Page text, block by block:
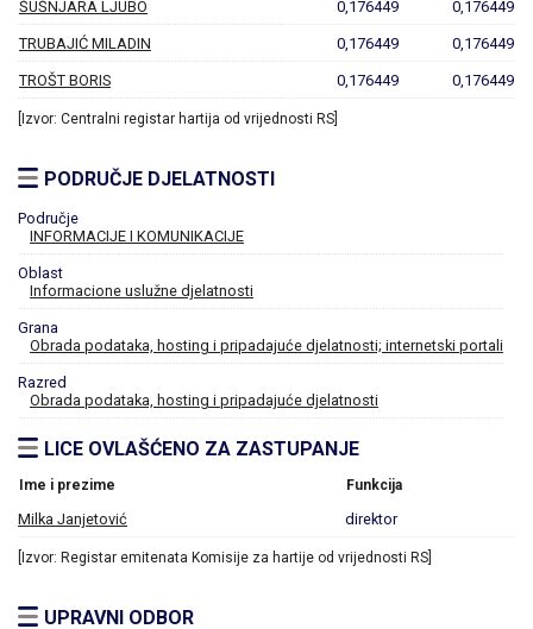
ŠUŠNJARA LJUBO 0,176449 0,176449
TRUBAJIĆ MILADIN 0,176449 0,176449
TROŠT BORIS 0,176449 0,176449
[Izvor: Centralni registar hartija od vrijednosti RS]
PODRUČJE DJELATNOSTI
Područje
INFORMACIJE I KOMUNIKACIJE
Oblast
Informacione uslužne djelatnosti
Grana
Obrada podataka, hosting i pripadajuće djelatnosti; internetski portali
Razred
Obrada podataka, hosting i pripadajuće djelatnosti
LICE OVLAŠĆENO ZA ZASTUPANJE
Ime i prezime Funkcija
Milka Janjetović direktor
[Izvor: Registar emitenata Komisije za hartije od vrijednosti RS]
UPRAVNI ODBOR